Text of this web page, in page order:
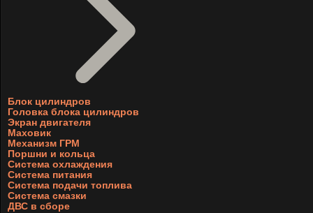
Блок цилиндров
Головка блока цилиндров
Экран двигателя
Маховик
Механизм ГРМ
Поршни и кольца
Система охлаждения
Система питания
Система подачи топлива
Система смазки
ДВС в сборе